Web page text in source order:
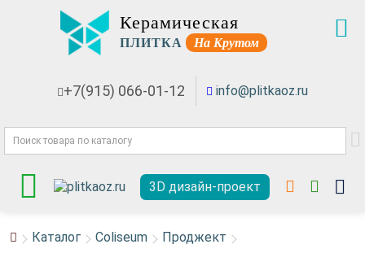
Керамическая
ПЛИТКА На Крутом
+7(915) 066-01-12 info@plitkaoz.ru
3D дизайн-проект
Каталог Coliseum Проджект